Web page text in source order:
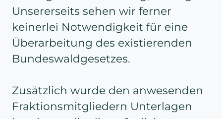
Unsererseits sehen wir ferner
keinerlei Notwendigkeit für eine
Überarbeitung des existierenden
Bundeswaldgesetzes.
Zusätzlich wurde den anwesenden
Fraktionsmitgliedern Unterlagen